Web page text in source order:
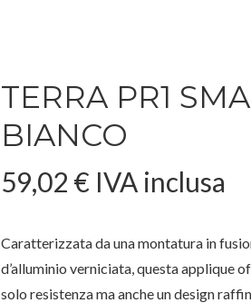
TERRA PR1
BIANCO
59,02 € IVA inclusa
Caratterizzata da una montatura in
d’alluminio verniciata, questa applique
solo resistenza ma anche un design